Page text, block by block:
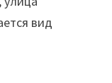
вид